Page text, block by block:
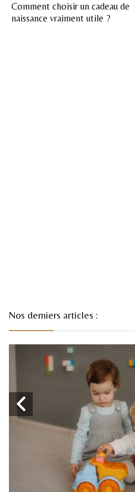
Comment choisir un cadeau de
naissance vraiment utile ?
Nos derniers articles :